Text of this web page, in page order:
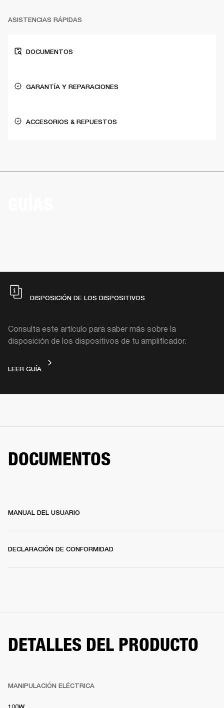
ASISTENCIAS RÁPIDAS
DOCUMENTOS
GARANTÍA Y REPARACIONES
ACCESORIOS & REPUESTOS
DISPOSICIÓN DE LOS DISPOSITIVOS
Consulta este artículo para saber más sobre la
disposición de los dispositivos de tu amplificador.
LEER GUÍADISPOSICIÓN DE LOS DISPOSITIVOS
DOCUMENTOS
MANUAL DEL USUARIO
DECLARACIÓN DE CONFORMIDAD
DETALLES DEL PRODUCTO
MANIPULACIÓN ELÉCTRICA